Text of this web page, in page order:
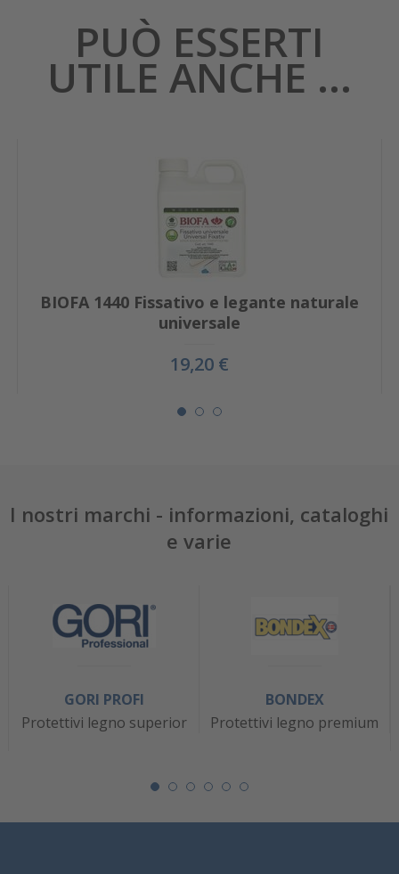
PUÒ ESSERTI
UTILE ANCHE ...
BIOFA 1440 Fissativo e legante naturale
universale
19,20 €
I nostri marchi - informazioni, cataloghi
e varie
GORI PROFI
Protettivi legno superior
BONDEX
Protettivi legno premium